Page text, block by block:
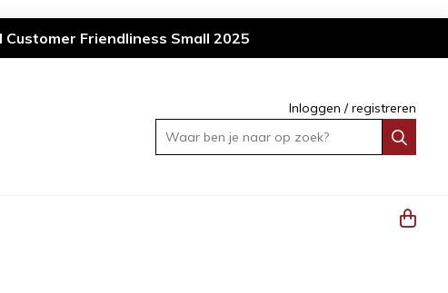
Friendliness Small 2025
Inloggen /registreren
Waar ben je naar op zoek?